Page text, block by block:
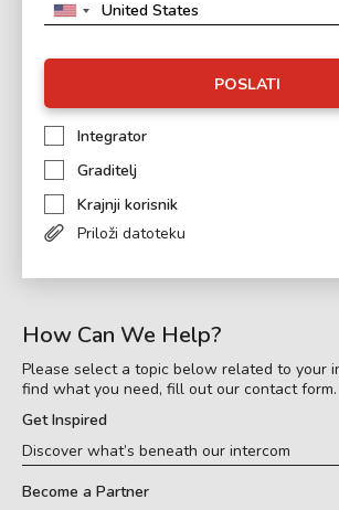
POSLATI
Integrator
Graditelj
Krajnji korisnik
Priloži datoteku
How Can We Help?
Please select a topic below related to your
find what you need, fill out our contact form.
Get Inspired
Discover what’s beneath our intercom
Become a Partner